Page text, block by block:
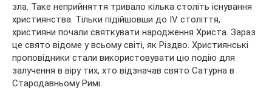
зла. Таке неприйняття тривало кілька століть існування
християнства. Тільки підійшовши до IV століття,
християни почали святкувати народження Христа. Зараз
це свято відоме у всьому світі, як Різдво. Християнські
проповідники стали використовувати цю подію для
залучення в віру тих, хто відзначав свято Сатурна в
Стародавньому Римі.